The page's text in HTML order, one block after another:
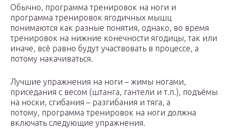
Обычно, программа тренировок на ноги и
программа тренировок ягодичных мышц
понимаются как разные понятия, однако, во время
тренировок на нижние конечности ягодицы, так или
иначе, всё равно будут участвовать в процессе, а
потому накачиваться.
Лучшие упражнения на ноги – жимы ногами,
приседания с весом (штанга, гантели и т.п.), подъёмы
на носки, сгибания – разгибания и тяга, а
потому, программа тренировок на ноги должна
включать следующие упражнения.